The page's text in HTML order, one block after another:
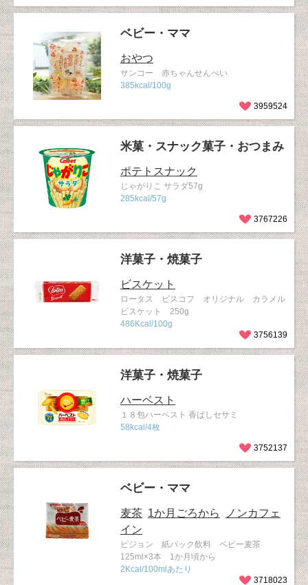
ベビー・ママ
おやつ
サンコー 赤ちゃんせんべい
385kcal/100g
3959524
米菓・スナック菓子・おつまみ
ポテトスナック
じゃがりこ サラダ57g
285kcal/57g
3767226
洋菓子・焼菓子
ビスケット
ロータス ビスコフ オリジナル カラメル
ビスケット 250g
486Kcal/100g
3756139
洋菓子・焼菓子
ハーベスト
１８包ハーベスト 香ばしセサミ
58kcal/4枚
3752137
ベビー・ママ
麦茶 1か月ごろから
ノンカフェ
イン
ピジョン 紙パック飲料 ベビー麦茶
125ml×3本 1か月頃から
2Kcal/100mlあたり
3718023